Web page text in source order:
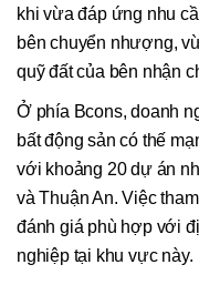
khi vừa đáp ứng nhu
bên chuyển nhượng,
quỹ đất của bên nhận
Ở phía Bcons, doanh
bất động sản có thế
với khoảng 20 dự án
và Thuận An. Việc
đánh giá phù hợp với
nghiệp tại khu vực này.